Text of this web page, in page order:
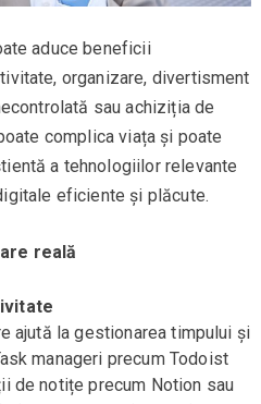
aduce beneficii
organizare, divertisment
sau achiziția de
complica viața și poate
a tehnologiilor relevante
eficiente și plăcute.
reală
ajută la gestionarea timpului și
manageri precum Todoist
de notițe precum Notion sau